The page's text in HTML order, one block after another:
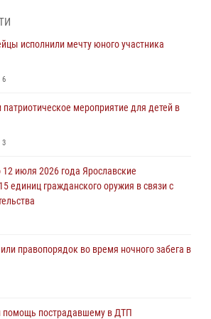
за прошедшую неделю совершили
«тревога»
помощь беременной женщине во время
Ярославле
июля 2026 года Ярославские
единицу гражданского оружия в связи с
Росгвардии состоялся молебен,
Крещения Руси
исполнили мечту юного участника
6
мероприятие для детей в
3
июля 2026 года Ярославские
единиц гражданского оружия в связи с
правопорядок во время ночного забега в
помощь пострадавшему в ДТП